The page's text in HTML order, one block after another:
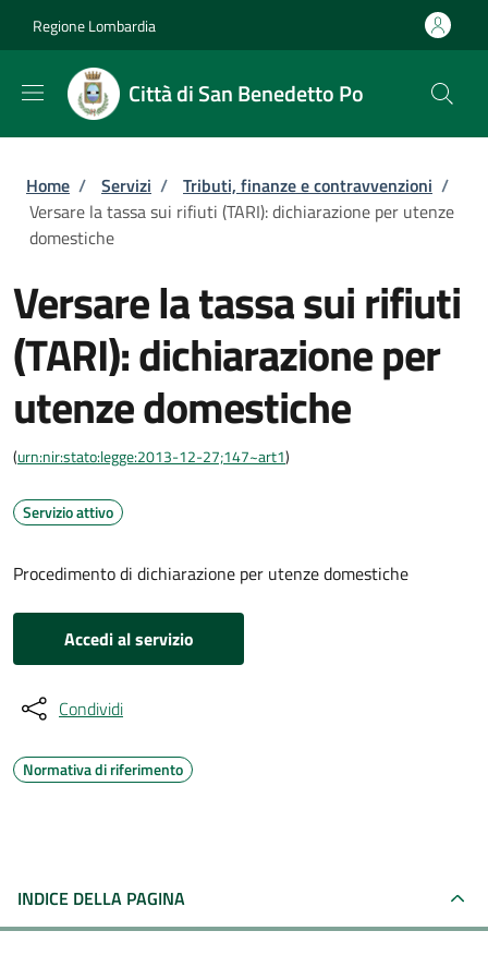
Regione Lombardia
Città di San Benedetto Po
Briciole di pane
Home / Servizi / Tributi, finanze e contravvenzioni /
Versare la tassa sui rifiuti (TARI): dichiarazione per utenze
domestiche
Versare la tassa sui rifiuti
(TARI): dichiarazione per
utenze domestiche
(urn:nir:stato:legge:2013-12-27;147~art1)
Servizio attivo
Procedimento di dichiarazione per utenze domestiche
Accedi al servizio
Condividi
Normativa di riferimento
INDICE DELLA PAGINA